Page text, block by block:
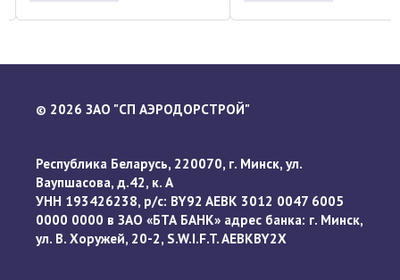
© 2026 ЗАО "СП АЭРОДОРСТРОЙ"
Республика Беларусь, 220070, г. Минск, ул.
Ваупшасова, д.42, к. А
УНН 193426238, р/с: BY92 AEBK 3012 0047 6005
0000 0000 в ЗАО «БТА БАНК» адрес банка: г. Минск,
ул. В. Хоружей, 20-2, S.W.I.F.T. AEBKBY2X